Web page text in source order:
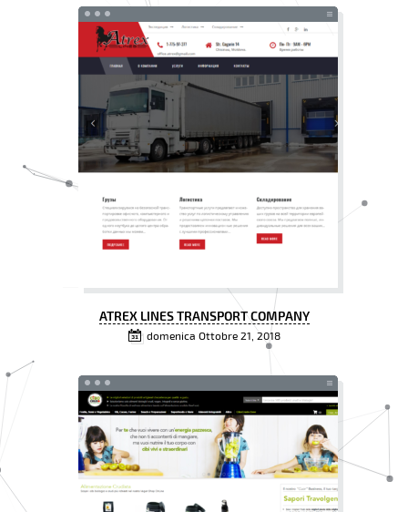
ATREX LINES TRANSPORT COMPANY
domenica Ottobre 21, 2018